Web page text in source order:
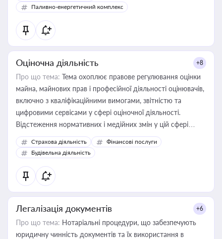
Паливно-енергетичний комплекс
Оціночна діяльність +8
Про що тема: Тема охоплює правове регулювання оцінки
майна, майнових прав і професійної діяльності оцінювачів,
включно з кваліфікаційними вимогами, звітністю та
цифровими сервісами у сфері оціночної діяльності.
Відстеження нормативних і медійних змін у цій сфері
корисне для власника бізнесу, керівника, юриста або
бухгалтера під час оподаткування, приватизації, оренди
державного майна, корпоративних угод і перевірки
статусу суб'єктів оціночної діяльності
Страхова діяльність
Фінансові послуги
Будівельна діяльність
Легалізація документів +6
Про що тема: Нотаріальні процедури, що забезпечують
юридичну чинність документів та їх використання в